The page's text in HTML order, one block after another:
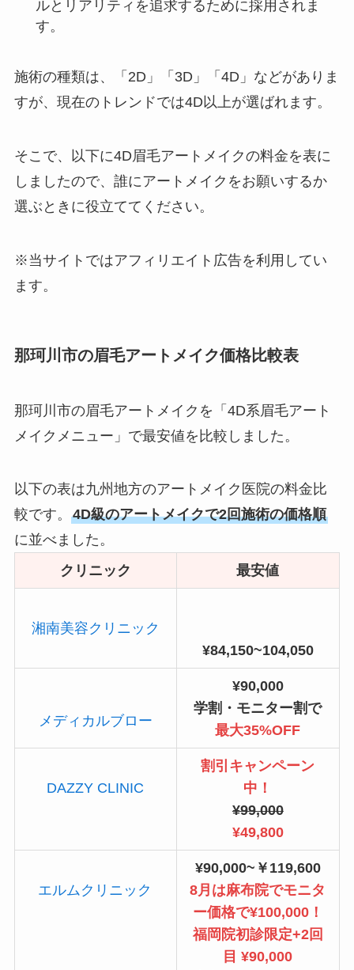
ルとリアリティを追求するために採用されま
す。
施術の種類は、「2D」「3D」「4D」などがありま
すが、現在のトレンドでは4D以上が選ばれます。
そこで、以下に4D眉毛アートメイクの料金を表に
しましたので、誰にアートメイクをお願いするか
選ぶときに役立ててください。
※当サイトではアフィリエイト広告を利用してい
ます。
那珂川市の眉毛アートメイク価格比較表
那珂川市の眉毛アートメイクを「4D系眉毛アート
メイクメニュー」で最安値を比較しました。
以下の表は九州地方のアートメイク医院の料金比
較です。 4D級のアートメイクで2回施術の価格順
に並べました。
クリニック
最安値
湘南美容クリニック
¥84,150~104,050
メディカルブロー
¥90,000
学割・モニター割で
最大35%OFF
DAZZY CLINIC
割引キャンペーン
中！
¥99,000
¥49,800
エルムクリニック
¥90,000~￥119,600
8月は麻布院でモニタ
ー価格で¥100,000！
福岡院初診限定+2回
目 ¥90,000